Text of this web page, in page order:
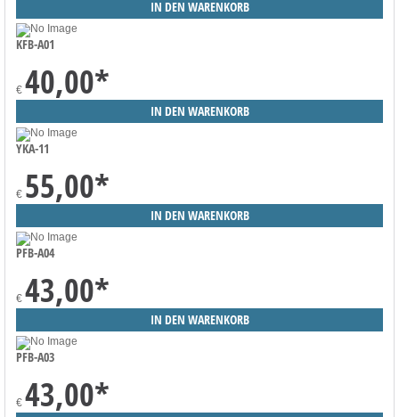
KFB-A01
€ 40,00*
YKA-11
€ 55,00*
PFB-A04
€ 43,00*
PFB-A03
€ 43,00*